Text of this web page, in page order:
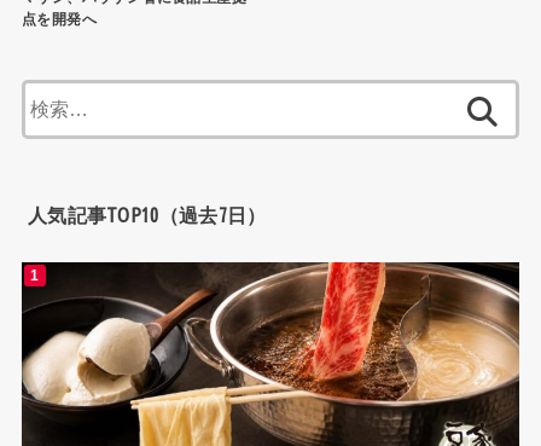
点を開発へ
索:
人気記事TOP10（過去7日）